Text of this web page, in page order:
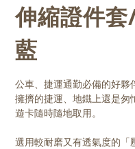
3C科技
伸縮證件
藍
公車、捷運通勤必備的好夥
擁擠的捷運、地鐵上還是匆
遊卡隨時隨地取用。
選用較耐磨又有透氣度的「